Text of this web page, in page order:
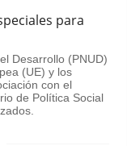
depara
Desarrollo (PNUD)
(UE) y los
con el
de Política Social